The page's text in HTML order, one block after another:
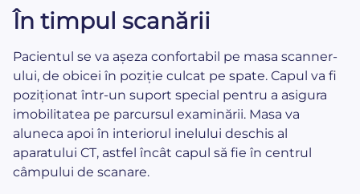
În timpul scanării
Pacientul se va așeza confortabil pe masa scanner-
ului, de obicei în poziție culcat pe spate. Capul va fi
poziționat într-un suport special pentru a asigura
imobilitatea pe parcursul examinării. Masa va
aluneca apoi în interiorul inelului deschis al
aparatului CT, astfel încât capul să fie în centrul
câmpului de scanare.